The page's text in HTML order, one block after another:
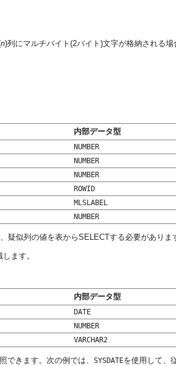
n)列にマルチバイト(2バイト)文字が格納される
内部データ型
NUMBER
NUMBER
NUMBER
ROWID
MLSLABEL
NUMBER
似列の値を表からSELECTする必要があり
ます。
内部データ型
DATE
NUMBER
VARCHAR2
できます。次の例では、 SYSDATEを使用して、